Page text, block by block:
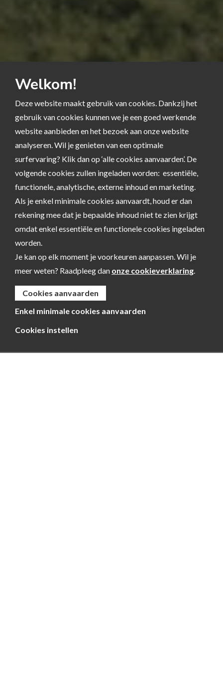
Welkom!
Deze website maakt gebruik van cookies. Dankzij het
gebruik van cookies kunnen we je een goed werkende
website aanbieden en het bezoek aan onze website
analyseren. Wil je genieten van een optimale
surfervaring? Klik dan op ‘alle cookies aanvaarden’. De
volgende cookies zullen ingeladen worden: essentiële,
functionele, analytische, externe inhoud en marketing.
Als je enkel minimale cookies aanvaardt, houd er dan
rekening mee dat je bepaalde inhoud niet te zien krijgt
omdat enkel essentiële en functionele cookies ingeladen
worden.
Je kan op elk moment je voorkeuren aanpassen. Wil je
meer weten? Raadpleeg dan onze cookieverklaring.
Cookies aanvaarden
Enkel minimale cookies aanvaarden
Cookies instellen